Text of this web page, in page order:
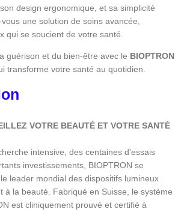
, son design ergonomique, et sa simplicité
une solution de soins avancée,
qui se soucient de votre santé.
guérison et du bien-être avec le BIOPTRON
transforme votre santé au quotidien.
VOTRE BEAUTÉ ET VOTRE SANTÉ
intensive, des centaines d'essais
investissements, BIOPTRON se
leader mondial des dispositifs lumineux
à la beauté. Fabriqué en Suisse, le système
est cliniquement prouvé et certifié à